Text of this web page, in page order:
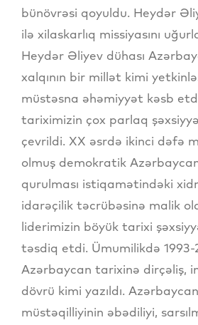
bünövrəsi qoyuldu. Heydər
ilə xilaskarlıq missiyasını
Heydər Əliyev dühası
xalqının bir millət kimi
müstəsna əhəmiyyət kəsb
tariximizin çox parlaq
çevrildi. XX əsrdə ikinci dəfə
olmuş demokratik
qurulması istiqamətindəki
idarəçilik təcrübəsinə malik
liderimizin böyük tarixi
təsdiq etdi. Ümumilikdə
Azərbaycan tarixinə dirçəliş,
dövrü kimi yazıldı.
müstəqilliyinin əbədiliyi,